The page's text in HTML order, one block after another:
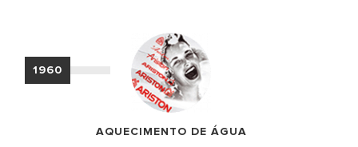
1960
AQUECIMENTO DE ÁGUA